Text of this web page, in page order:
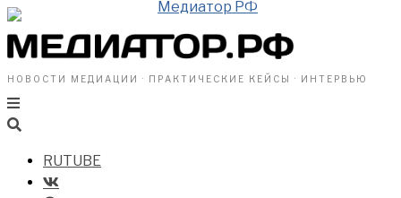
НОВОСТИ МЕДИАЦИИ · ПРАКТИЧЕСКИЕ КЕЙСЫ · ИНТЕРВЬЮ
RUTUBE